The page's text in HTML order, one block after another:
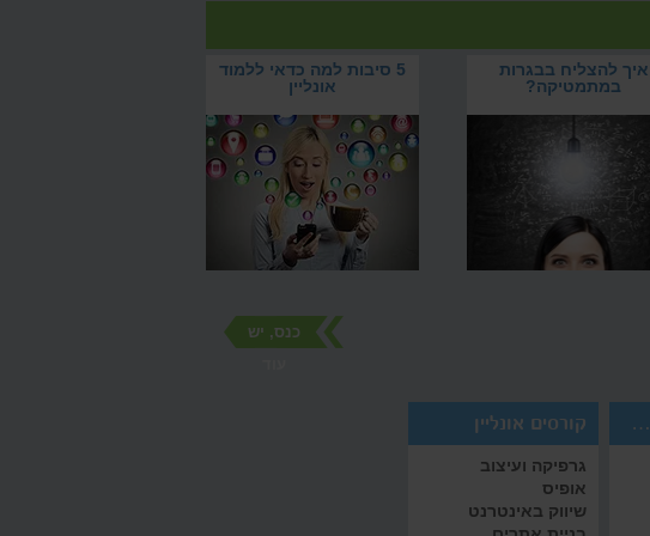
5 סיבות למה כדאי ללמוד
אונליין
איך להצליח בבגרות
במתמטיקה?
כנס, יש
פסיכומטרי מימד אמיר/ם קורסים אונליין
גרפיקה ועיצוב
אופיס
שיווק באינטרנט